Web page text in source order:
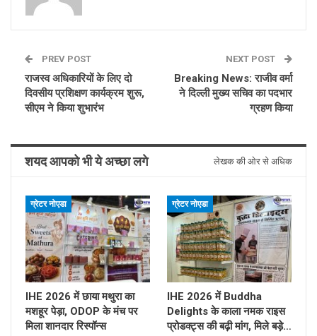
PREV POST
राजस्व अधिकारियों के लिए दो
दिवसीय प्रशिक्षण कार्यक्रम शुरू,
सीएम ने किया शुभारंभ
NEXT POST
Breaking News: राजीव वर्मा
ने दिल्ली मुख्य सचिव का पदभार
ग्रहण किया
शयद आपको भी ये अच्छा लगे लेखक की ओर से अधिक
ग्रेटर नोएडा
IHE 2026 में छाया मथुरा का
मशहूर पेड़ा, ODOP के मंच पर
मिला शानदार रिस्पॉन्स
ग्रेटर नोएडा
IHE 2026 में Buddha
Delights के काला नमक राइस
प्रोडक्ट्स की बढ़ी मांग, मिले बड़े…